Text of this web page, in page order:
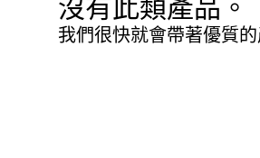
我們很快就會帶著優質的